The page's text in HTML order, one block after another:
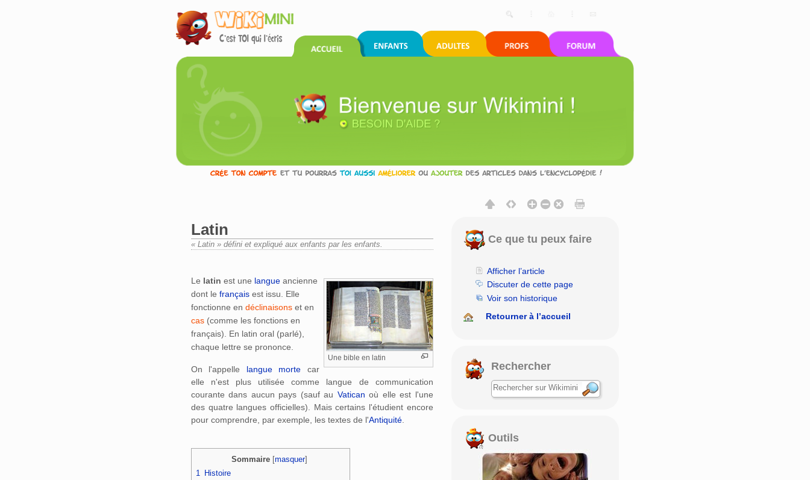
Latin
« Latin » défini et expliqué aux enfants par les enfants.
Une bible en latin
Le latin est une langue ancienne
dont le français est issu. Elle
fonctionne en déclinaisons et en
cas (comme les fonctions en
français). En latin oral (parlé),
chaque lettre se prononce.
On l'appelle langue morte car
elle n'est plus utilisée comme langue de communication
courante dans aucun pays (sauf au Vatican où elle est l'une
des quatre langues officielles). Mais certains l'étudient encore
pour comprendre, par exemple, les textes de l'Antiquité
Sommaire [masquer]
1 Histoire
Ce que tu peux faire
Afficher l’article
Discuter de cette page
Voir son historique
Retourner à l’accueil
Rechercher
Outils